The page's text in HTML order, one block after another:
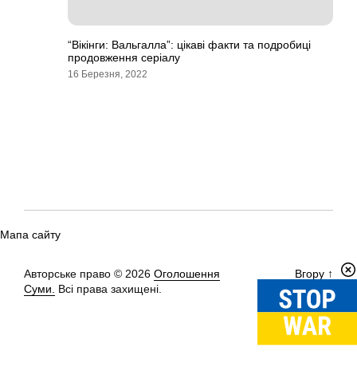
“Вікінги: Вальгалла”: цікаві факти та подробиці
продовження серіалу
16 Березня, 2022
Мапа сайту
Авторське право © 2026 Оголошення
Суми.
Всі права захищені.
Вгору ↑